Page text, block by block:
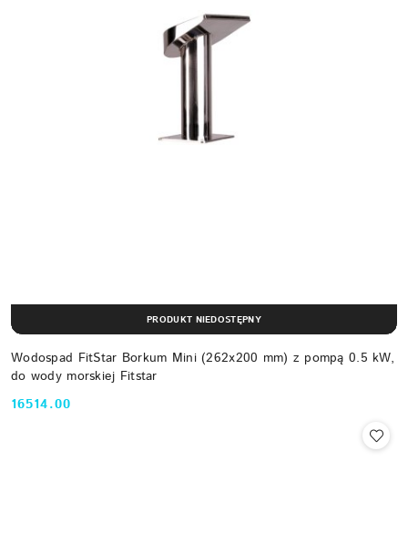
Wodospad FitStar Borkum Mini (262x200 mm) z pompą 0.5 kW,
do wody morskiej Fitstar
Cena:
16514.00
PRODUKT NIEDOSTĘPNY